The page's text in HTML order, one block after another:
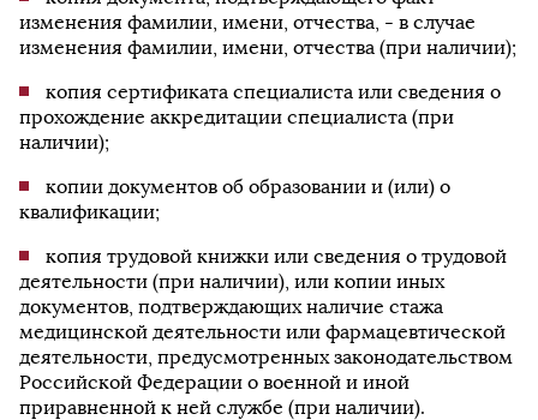
изменения фамилии, имени, отчества, - в случае
изменения фамилии, имени, отчества (при наличии);
копия сертификата специалиста или сведения о
прохождение аккредитации специалиста (при
наличии);
копии документов об образовании и (или) о
квалификации;
копия трудовой книжки или сведения о трудовой
деятельности (при наличии), или копии иных
документов, подтверждающих наличие стажа
медицинской деятельности или фармацевтической
деятельности, предусмотренных законодательством
Российской Федерации о военной и иной
приравненной к ней службе (при наличии).